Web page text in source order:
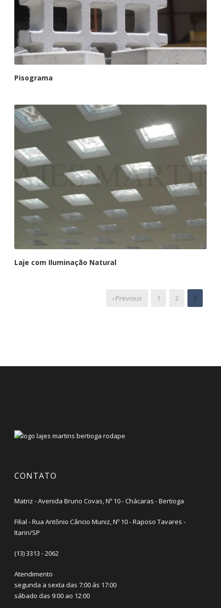
Pisograma
Laje com Iluminação Natural
‹ Previous 1 2 3
CONTATO
Matriz - Avenida Bruno Covas, Nº 10 - Chácaras - Bertioga
Filial - Rua Antônio Câncio Muniz, Nº 10 - Raposo Tavares -
Itariri/SP
(13) 3313 - 2062
Atendimento
segunda a sexta das 7:00 ás 17:00
sábado das 9:00 ao 12:00